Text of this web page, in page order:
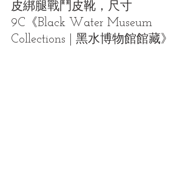
皮綁腿戰鬥皮靴，尺寸
9C《Black Water Museum
Collections | 黑水博物館館藏》